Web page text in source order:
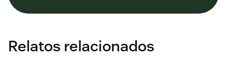
Relatos relacionados